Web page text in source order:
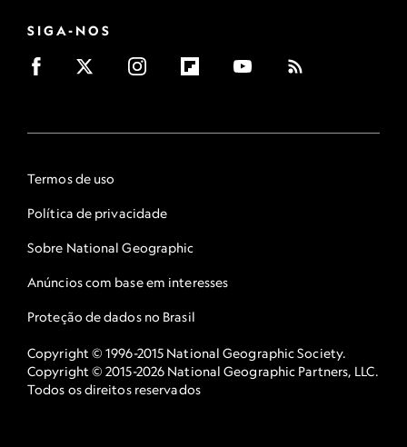
SIGA-NOS
Termos de uso
Política de privacidade
Sobre National Geographic
Anúncios com base em interesses
Proteção de dados no Brasil
Copyright © 1996-2015 National Geographic Society.
Copyright © 2015-2026 National Geographic Partners, LLC.
Todos os direitos reservados